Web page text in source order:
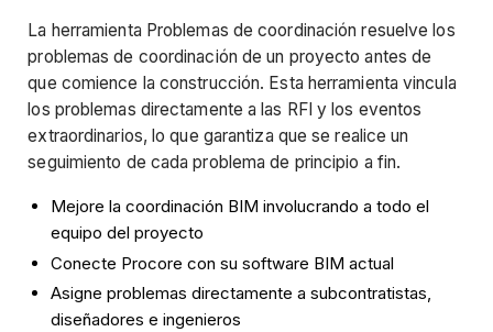
La herramienta Problemas de coordinación resuelve los
problemas de coordinación de un proyecto antes de
que comience la construcción. Esta herramienta vincula
los problemas directamente a las RFI y los eventos
extraordinarios, lo que garantiza que se realice un
seguimiento de cada problema de principio a fin.
Mejore la coordinación BIM involucrando a todo el
equipo del proyecto
Conecte Procore con su software BIM actual
Asigne problemas directamente a subcontratistas,
diseñadores e ingenieros